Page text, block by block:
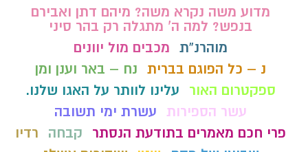
מדוע משה נקרא משה? מיהם דתן ואבירם
בנפש? למה ה' מתגלה רק בהר סיני
מוהרנ”ת מכבים מול יוונים
נ – כל הפוגם בברית נח – באר וענן ומן
ספקטרום האור
עלינו לוותר על האגו שלנו.
עשר הספירות עשרת ימי תשובה
פרי חכם מאמרים בתודעת הנסתר
קבחה
רדיו